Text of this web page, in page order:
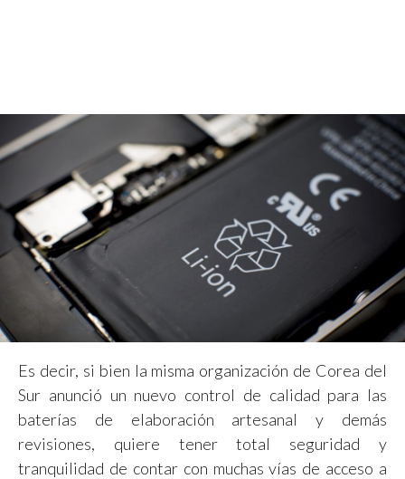
Es decir, si bien la misma organización de Corea del
Sur anunció un nuevo control de calidad para las
baterías de elaboración artesanal y demás
revisiones, quiere tener total seguridad y
tranquilidad de contar con muchas vías de acceso a